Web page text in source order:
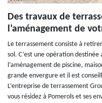
Des travaux de
l’aménagement de
Le terrassement consiste à
sol. C’est une opération
l’aménagement de piscine,
grande envergure et il est
L’entreprise de terrassement
vous résidez à Pomerols et ses